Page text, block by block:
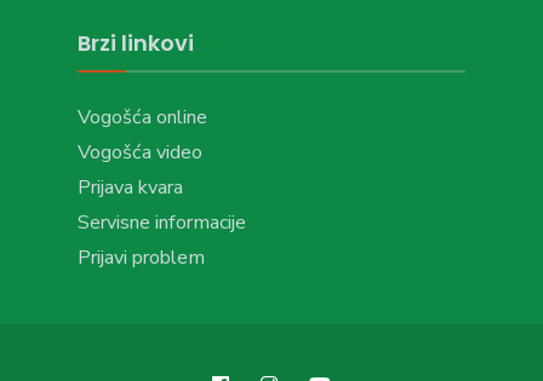
Brzi linkovi
Vogošća online
Vogošća video
Prijava kvara
Servisne informacije
Prijavi problem